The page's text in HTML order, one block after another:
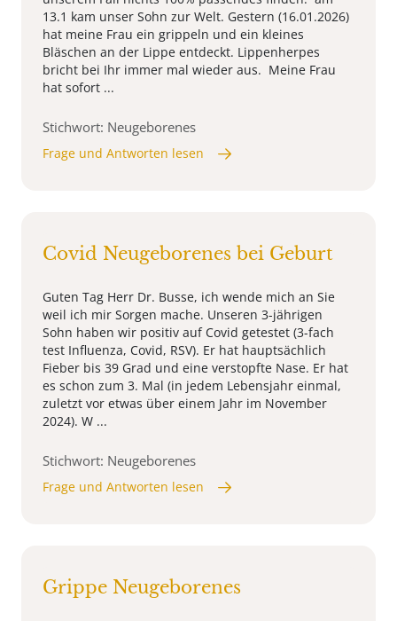
13.1 kam unser Sohn zur Welt. Gestern (16.01.2026)
hat meine Frau ein grippeln und ein kleines
Bläschen an der Lippe entdeckt. Lippenherpes
bricht bei Ihr immer mal wieder aus. Meine Frau
hat sofort ...
Stichwort: Neugeborenes
Frage und Antworten lesen
Covid Neugeborenes bei Geburt
Guten Tag Herr Dr. Busse, ich wende mich an Sie
weil ich mir Sorgen mache. Unseren 3-jährigen
Sohn haben wir positiv auf Covid getestet (3-fach
test Influenza, Covid, RSV). Er hat hauptsächlich
Fieber bis 39 Grad und eine verstopfte Nase. Er hat
es schon zum 3. Mal (in jedem Lebensjahr einmal,
zuletzt vor etwas über einem Jahr im November
2024). W ...
Stichwort: Neugeborenes
Frage und Antworten lesen
Grippe Neugeborenes